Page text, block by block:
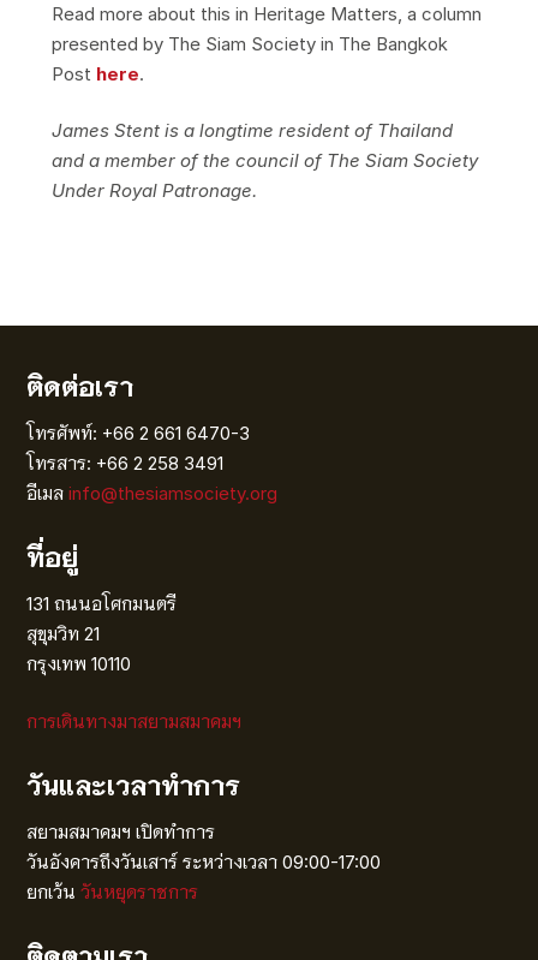
Read more about this in Heritage Matters, a column
presented by The Siam Society in The Bangkok
Post here.
James Stent is a longtime resident of Thailand
and a member of the council of The Siam Society
Under Royal Patronage.
ติดต่อเรา
โทรศัพท์: +66 2 661 6470-3
โทรสาร: +66 2 258 3491
อีเมลinfo@thesiamsociety.org
ที่อยู่
131 ถนนอโศกมนตรี
สุขุมวิท 21
กรุงเทพ 10110
การเดินทางมาสยามสมาคมฯ
วันและเวลาทำการ
สยามสมาคมฯ เปิดทำการ
วันอังคารถึงวันเสาร์ ระหว่างเวลา 09:00-17:00
ยกเว้นวันหยุดราชการ